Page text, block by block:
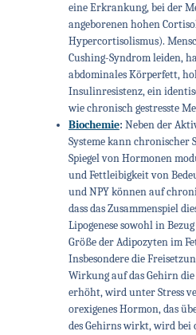
eine Erkrankung, bei der
angeborenen hohen
Hypercortisolismus).
Cushing-Syndrom leiden,
abdominales Körperfett,
Insulinresistenz, ein
wie chronisch gestresste
Biochemie: Neben der
Systeme kann chronischer
Spiegel von Hormonen
und Fettleibigkeit von
und NPY können auf
dass das Zusammenspiel
Lipogenese sowohl in
Größe der Adipozyten im
Insbesondere die
Wirkung auf das Gehirn
erhöht, wird unter Stress
orexigenes Hormon, das
des Gehirns wirkt, wird bei